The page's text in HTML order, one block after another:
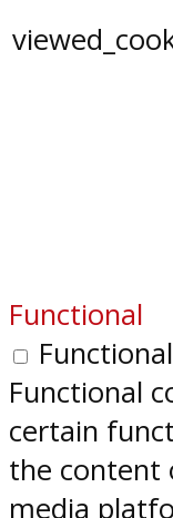
Functional
Functional
Functional
certain
the content
media